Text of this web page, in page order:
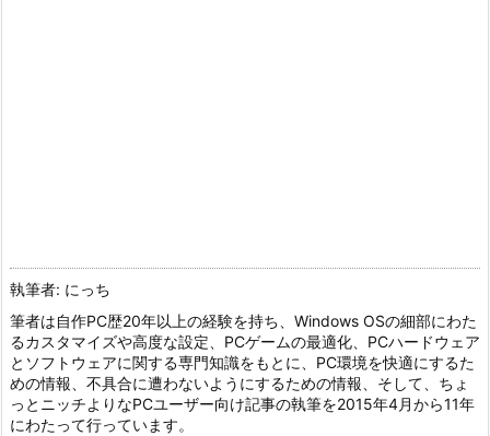
執筆者: にっち
筆者は自作PC歴20年以上の経験を持ち、Windows OSの細部にわた
るカスタマイズや高度な設定、PCゲームの最適化、PCハードウェア
とソフトウェアに関する専門知識をもとに、PC環境を快適にするた
めの情報、不具合に遭わないようにするための情報、そして、ちょ
っとニッチよりなPCユーザー向け記事の執筆を2015年4月から11年
にわたって行っています。